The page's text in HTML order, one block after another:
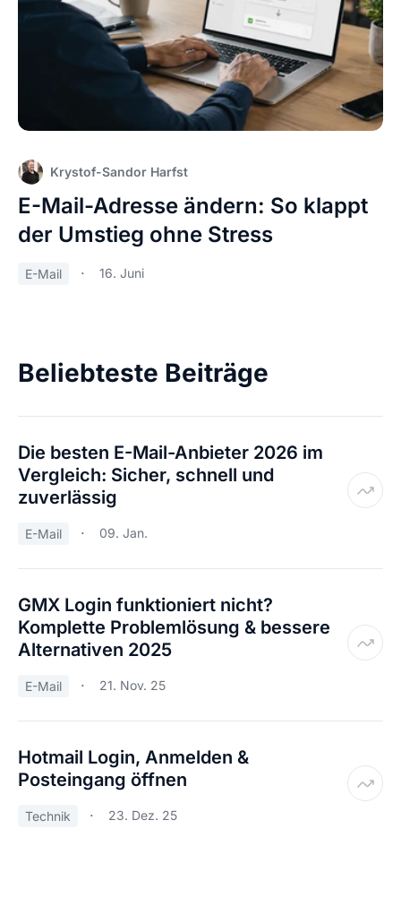
Krystof-Sandor Harfst
E-Mail-Adresse ändern: So klappt
der Umstieg ohne Stress
E-Mail 16. Juni
Beliebteste Beiträge
Die besten E-Mail-Anbieter 2026 im
Vergleich: Sicher, schnell und
zuverlässig
E-Mail 09. Jan.
GMX Login funktioniert nicht?
Komplette Problemlösung & bessere
Alternativen 2025
E-Mail 21. Nov. 25
Hotmail Login, Anmelden &
Posteingang öffnen
Technik 23. Dez. 25